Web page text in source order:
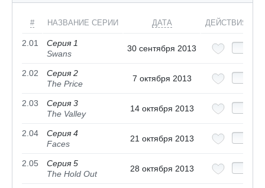
# НАЗВАНИЕ СЕРИИ ДАТА ДЕЙСТВИЯ
2.01
Серия 1
Swans
30 сентября 2013
2.02
Серия 2
The Price
7 октября 2013
2.03
Серия 3
The Valley
14 октября 2013
2.04
Серия 4
Faces
21 октября 2013
2.05
Серия 5
The Hold Out
28 октября 2013